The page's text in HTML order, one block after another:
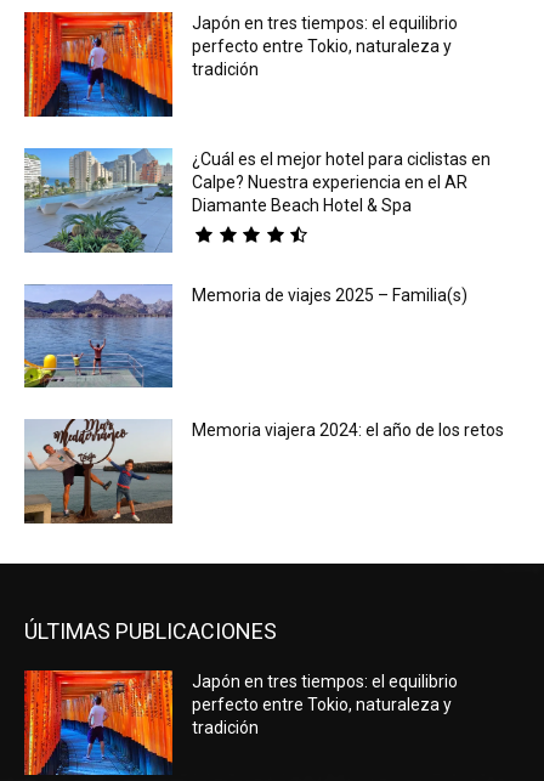
Japón en tres tiempos: el equilibrio
perfecto entre Tokio, naturaleza y
tradición
¿Cuál es el mejor hotel para ciclistas en
Calpe? Nuestra experiencia en el AR
Diamante Beach Hotel & Spa
Memoria de viajes 2025 – Familia(s)
Memoria viajera 2024: el año de los retos
ÚLTIMAS PUBLICACIONES
Japón en tres tiempos: el equilibrio
perfecto entre Tokio, naturaleza y
tradición